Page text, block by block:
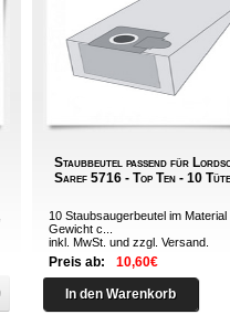
Staubbeutel passend für
Saref 5716 - Top Ten - 10
10 Staubsaugerbeutel im Material
Gewicht c...
inkl. MwSt. und zzgl.Versand
Preis ab: 10,60€
In den Warenkorb